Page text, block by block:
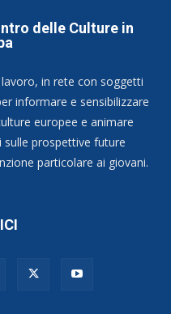
delle Culture in
in rete con soggetti
informare e sensibilizzare
europee e animare
prospettive future
particolare ai giovani.